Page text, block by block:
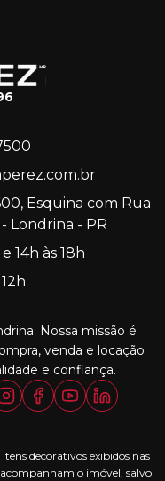
Esquina com Rua
- Londrina - PR
14h às 18h
Nossa missão é
venda e locação
e confiança.
decorativos exibidos nas
o imóvel, salvo